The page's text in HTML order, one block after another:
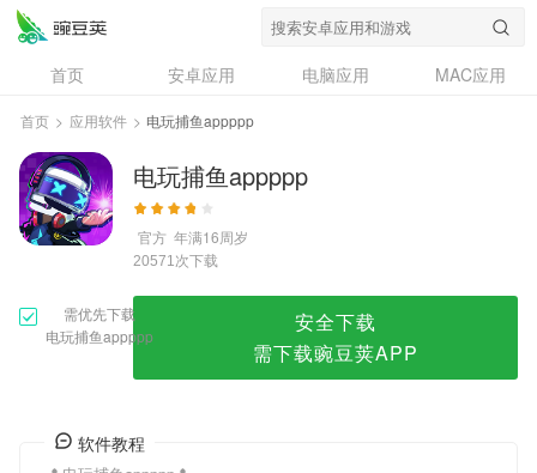
首页 安卓应用 电脑应用
MAC应用
资讯
专题
问答
首页 > 应用软件 > 电玩捕鱼appppp
电玩捕鱼appppp
官方 年满16周岁
20571次下载
需优先下载
电玩捕鱼appppp
安全下载
需下载豌豆荚APP
软件教程